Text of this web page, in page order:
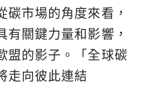
碳市場的角度來看，
有關鍵力量和影響，
盟的影子。「全球碳
走向彼此連結